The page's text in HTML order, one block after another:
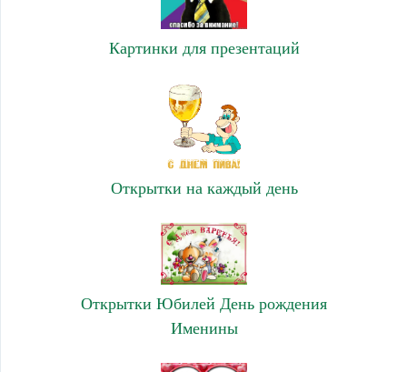
Картинки для презентаций
Открытки на каждый день
Открытки Юбилей День рождения
Именины